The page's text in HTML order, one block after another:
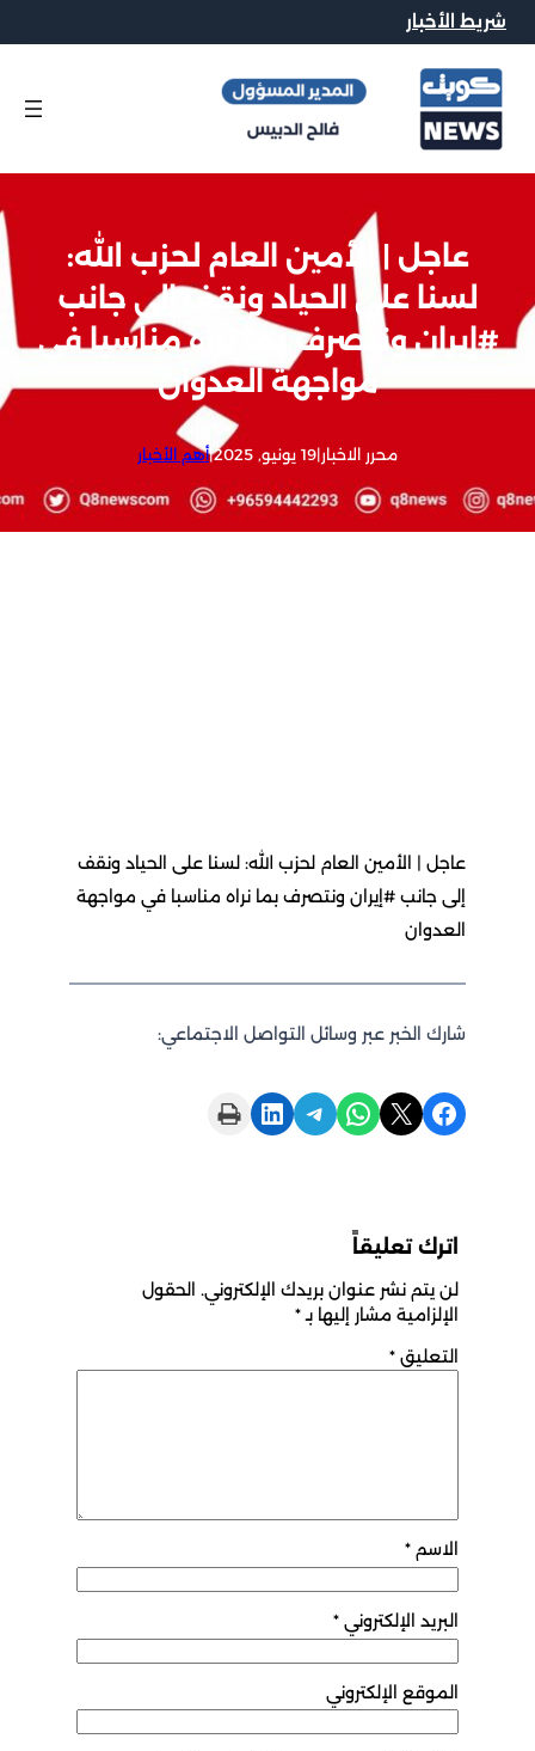
شريط الأخبار
عاجل | الأمين العام لحزب الله:
لسنا على الحياد ونقف إلى جانب
#إيران ونتصرف بما نراه مناسبا في
مواجهة العدوان
محرر الاخبار|19 يونيو, 2025 |أهم الأخبار
عاجل | الأمين العام لحزب الله: لسنا على الحياد ونقف
إلى جانب #إيران ونتصرف بما نراه مناسبا في مواجهة
العدوان
شارك الخبر عبر وسائل التواصل الاجتماعي:
Share on Facebook
Share on X
Share on WhatsApp
Share on Telegram
Share on LinkedIn
Print this Page
اترك تعليقاً
لن يتم نشر عنوان بريدك الإلكتروني. الحقول
الإلزامية مشار إليها بـ*
التعليق *
الاسم *
البريد الإلكتروني *
الموقع الإلكتروني